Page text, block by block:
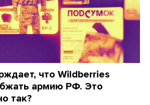
что Wildberries
армию РФ. Это
так?